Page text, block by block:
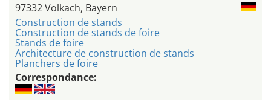
97332 Volkach, Bayern
Construction de stands
Construction de stands de foire
Stands de foire
Architecture de construction de stands
Planchers de foire
Correspondance: